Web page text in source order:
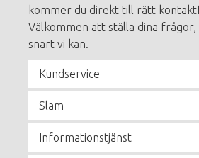
kommer du direkt till rätt
Välkommen att ställa dina
snart vi kan.
Kundservice
Slam
Informationstjänst